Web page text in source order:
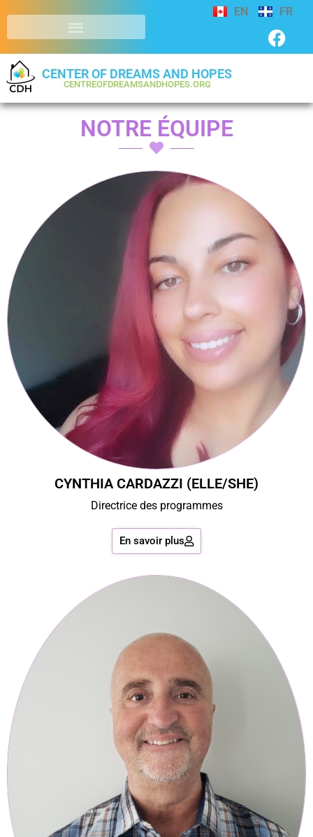
EN FR
CENTER OF DREAMS AND HOPES
CENTREOFDREAMSANDHOPES.ORG
NOTRE ÉQUIPE
CYNTHIA CARDAZZI (ELLE/SHE)
Directrice des programmes
En savoir plus